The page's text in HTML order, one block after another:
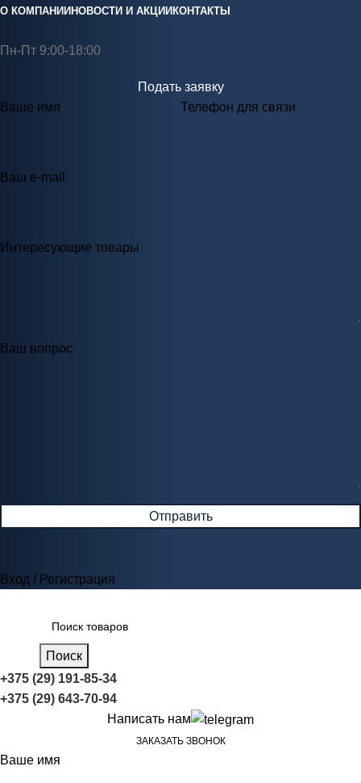
О КОМПАНИИ НОВОСТИ И АКЦИИ КОНТАКТЫ
Пн-Пт 9:00-18:00
Подать заявку
Ваше имя
Телефон для связи
Ваш e-mail
Интересующие товары
Ваш вопрос
Вход / Регистрация
Поиск
+375 (29) 191-85-34
+375 (29) 643-70-94
Написать нам
ЗАКАЗАТЬ ЗВОНОК
Ваше имя